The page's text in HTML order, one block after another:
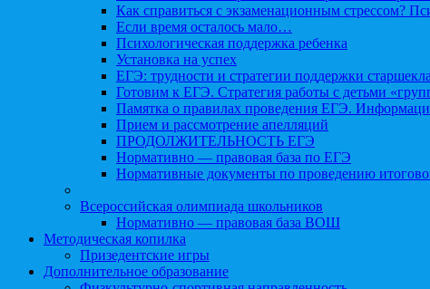
Как справиться с экзаменационным стрессом?
Если время осталось мало…
Психологическая поддержка ребенка
Установка на успех
ЕГЭ: трудности и стратегии поддержки
Готовим к ЕГЭ. Стратегия работы с детьми
Памятка о правилах проведения ЕГЭ.
Прием и рассмотрение апелляций
ПРОДОЛЖИТЕЛЬНОСТЬ ЕГЭ
Нормативно — правовая база по ЕГЭ
Нормативные документы по проведению
Всероссийская олимпиада школьников
Нормативно — правовая база ВОШ
Методическая копилка
Призедентские игры
Дополнительное образование